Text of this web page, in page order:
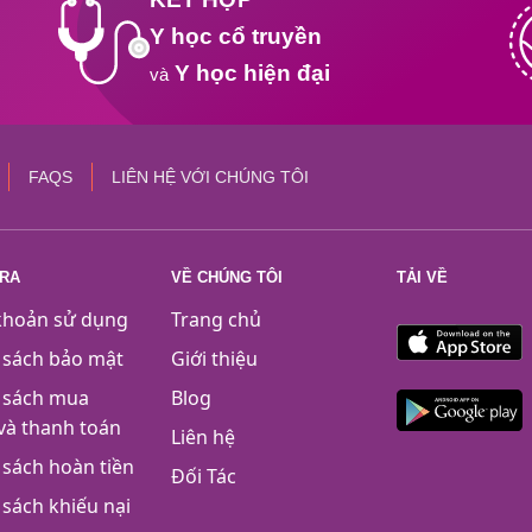
Y học cổ truyền
và Y học hiện đại
FAQS LIÊN HỆ VỚI CHÚNG TÔI
sử dụng
bảo mật
mua
thanh toán
hoàn tiền
khiếu nại
VỀ CHÚNG TÔI
Trang chủ
Giới thiệu
Blog
Liên hệ
Đối Tác
TẢI VỀ